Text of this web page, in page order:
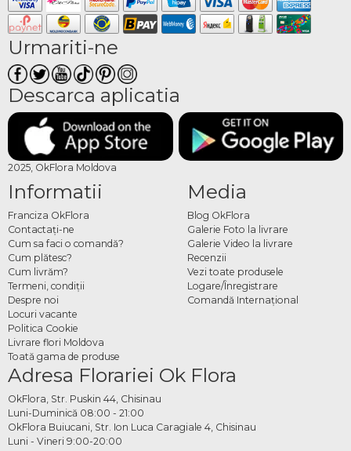
Urmariti-ne
Descarca aplicatia
2025, OkFlora Moldova
Informatii
Franciza OkFlora
Contactaţi-ne
Cum sa faci o comandă?
Cum plătesc?
Cum livrăm?
Termeni, condiţii
Despre noi
Locuri vacante
Politica Cookie
Livrare flori Moldova
Toată gama de produse
Media
Blog OkFlora
Galerie Foto la livrare
Galerie Video la livrare
Recenzii
Vezi toate produsele
Logare/Înregistrare
Comandă Internațional
Adresa Florariei Ok Flora
OkFlora, Str. Puskin 44, Chisinau
Luni-Duminică 08:00 - 21:00
OkFlora Buiucani, Str. Ion Luca Caragiale 4, Chisinau
Luni - Vineri 9:00-20:00